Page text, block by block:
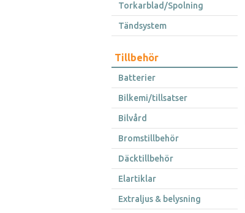
Torkarblad/Spolning
Tändsystem
Tillbehör
Batterier
Bilkemi/tillsatser
Bilvård
Bromstillbehör
Däcktillbehör
Elartiklar
Extraljus & belysning